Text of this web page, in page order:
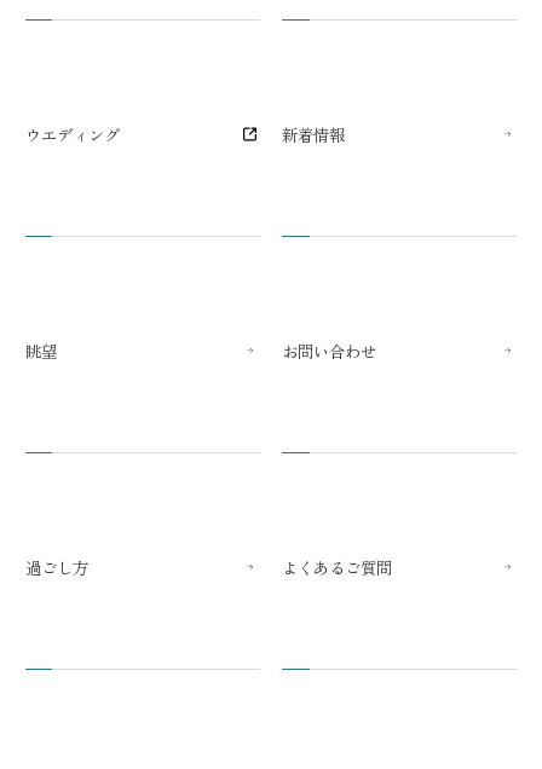
ウエディング
眺望
過ごし方
新着情報
お問い合わせ
よくあるご質問